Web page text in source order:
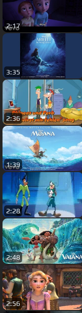
2:17
3:35
2:36
1:39
2:28
2:48
2:56